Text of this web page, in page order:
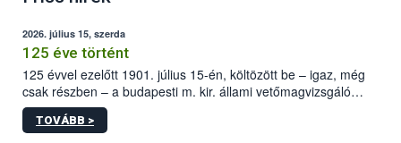
2026. július 15, szerda
125 éve történt
125 évvel ezelőtt 1901. július 15-én, költözött be – igaz, még
csak részben – a budapesti m. kir. állami vetőmagvizsgáló
állomás a Kis Rókus utca 15. szám alatti, Czigler Győző által
tervezett új épületébe.
TOVÁBB >